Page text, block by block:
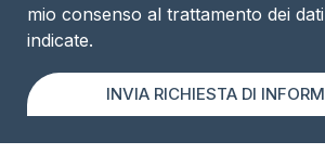
mio consenso al trattamento dei
indicate.
INVIA RICHIESTA DI